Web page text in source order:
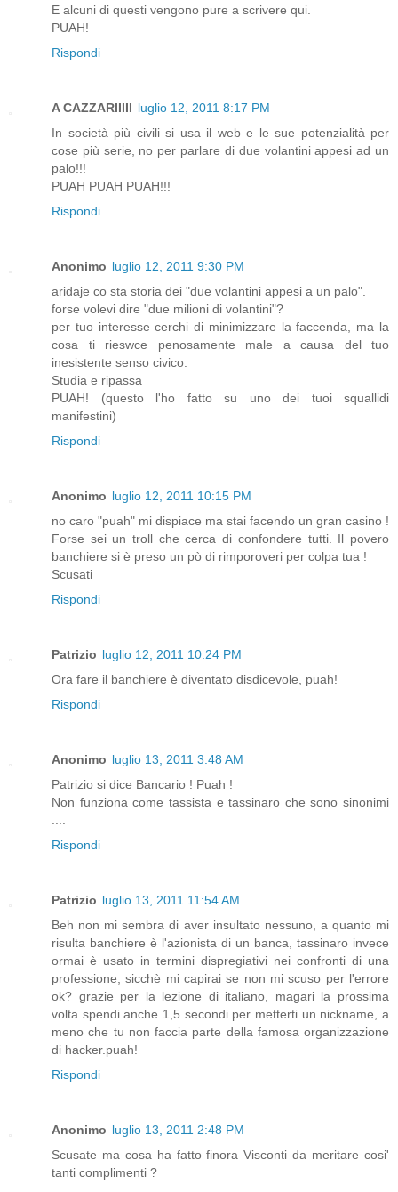
E alcuni di questi vengono pure a scrivere qui.
PUAH!
Rispondi
A CAZZARIIIII luglio 12, 2011 8:17 PM
In società più civili si usa il web e le sue potenzialità per
cose più serie, no per parlare di due volantini appesi ad un
palo!!!
PUAH PUAH PUAH!!!
Rispondi
Anonimo luglio 12, 2011 9:30 PM
aridaje co sta storia dei "due volantini appesi a un palo".
forse volevi dire "due milioni di volantini"?
per tuo interesse cerchi di minimizzare la faccenda, ma la
cosa ti rieswce penosamente male a causa del tuo
inesistente senso civico.
Studia e ripassa
PUAH! (questo l'ho fatto su uno dei tuoi squallidi
manifestini)
Rispondi
Anonimo luglio 12, 2011 10:15 PM
no caro "puah" mi dispiace ma stai facendo un gran casino !
Forse sei un troll che cerca di confondere tutti. Il povero
banchiere si è preso un pò di rimporoveri per colpa tua !
Scusati
Rispondi
Patrizio luglio 12, 2011 10:24 PM
Ora fare il banchiere è diventato disdicevole, puah!
Rispondi
Anonimo luglio 13, 2011 3:48 AM
Patrizio si dice Bancario ! Puah !
Non funziona come tassista e tassinaro che sono sinonimi
Rispondi
Patrizio luglio 13, 2011 11:54 AM
Beh non mi sembra di aver insultato nessuno, a quanto mi
risulta banchiere è l'azionista di un banca, tassinaro invece
ormai è usato in termini dispregiativi nei confronti di una
professione, sicchè mi capirai se non mi scuso per l'errore
ok? grazie per la lezione di italiano, magari la prossima
volta spendi anche 1,5 secondi per metterti un nickname, a
meno che tu non faccia parte della famosa organizzazione
di hacker.puah!
Rispondi
Anonimo luglio 13, 2011 2:48 PM
Scusate ma cosa ha fatto finora Visconti da meritare cosi'
tanti complimenti ?